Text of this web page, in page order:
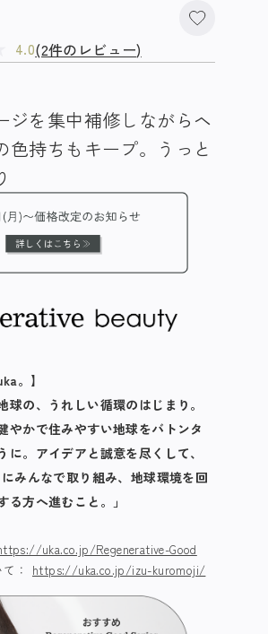
4.0(2件のレビュー)
ジを集中補修しながらヘ
色持ちもキープ​。うっと
。】
球の、うれしい循環のはじまり。
やかで住みやすい地球をバトンタ
に。アイデアと誠意を尽くして、
みんなで取り組み、地球環境を回
る方へ進むこと。」
uka.co.jp/Regenerative-Good
：
https://uka.co.jp/izu-kuromoji/